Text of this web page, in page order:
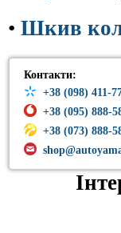
• Шкив
Контакти:
+38 (098) 411-
+38 (095) 888-
+38 (073) 888-